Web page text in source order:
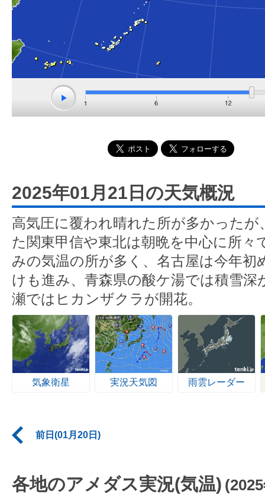
2025年01月21日の天気概況
高気圧に覆われ晴れた所が多かった
た関東甲信や東北は朝晩を中心に所々
みの気温の所が多く、名古屋は今年初
けも進み、青森県の酸ケ湯では積雪深
瀬ではヒカンザクラが開花。
気象衛星 実況天気図 雨雲レーダー
前日(01月20日)
各地のアメダス実況(気温)